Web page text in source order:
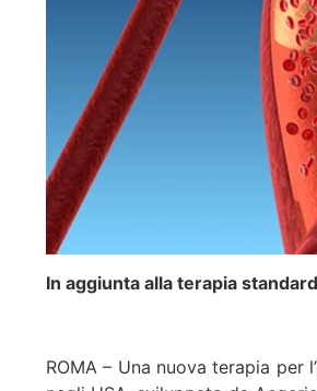
In aggiunta alla terapia
ROMA – Una nuova terapia